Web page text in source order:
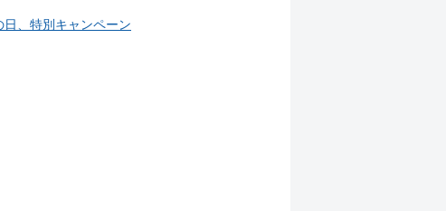
、特別キャンペーン